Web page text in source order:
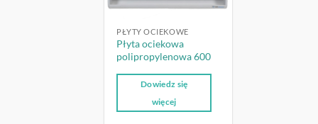
PŁYTY OCIEKOWE
Płyta ociekowa
polipropylenowa 600
Dowiedz się
więcej